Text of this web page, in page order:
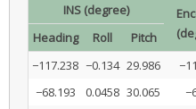
INS (degree)
Heading
Roll
Pitch
−117.238 −0.134 29.986
−68.193
0.0458 30.065